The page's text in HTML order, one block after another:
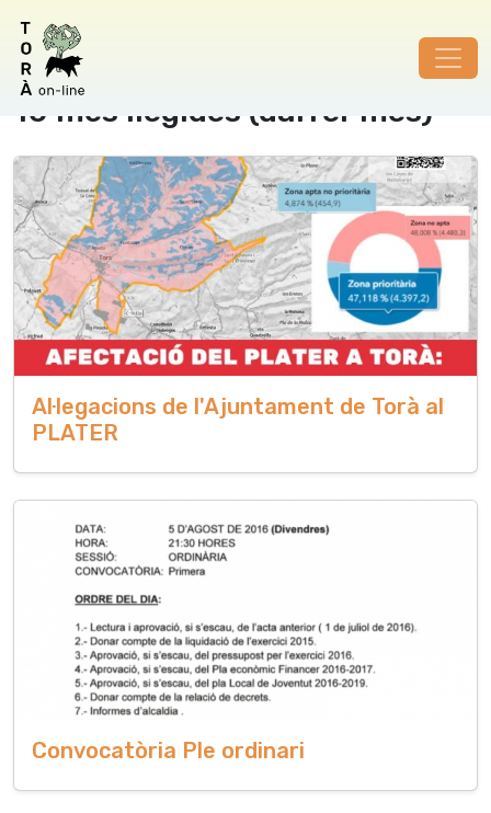
10 més llegides (darrer mes)
Al·legacions de l'Ajuntament de Torà al
PLATER
Convocatòria Ple ordinari